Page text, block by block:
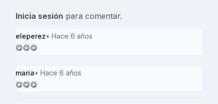
Inicia sesión para comentar.
eleperez• Hace 6 años
😋😋😋
maria• Hace 6 años
😋😋😋